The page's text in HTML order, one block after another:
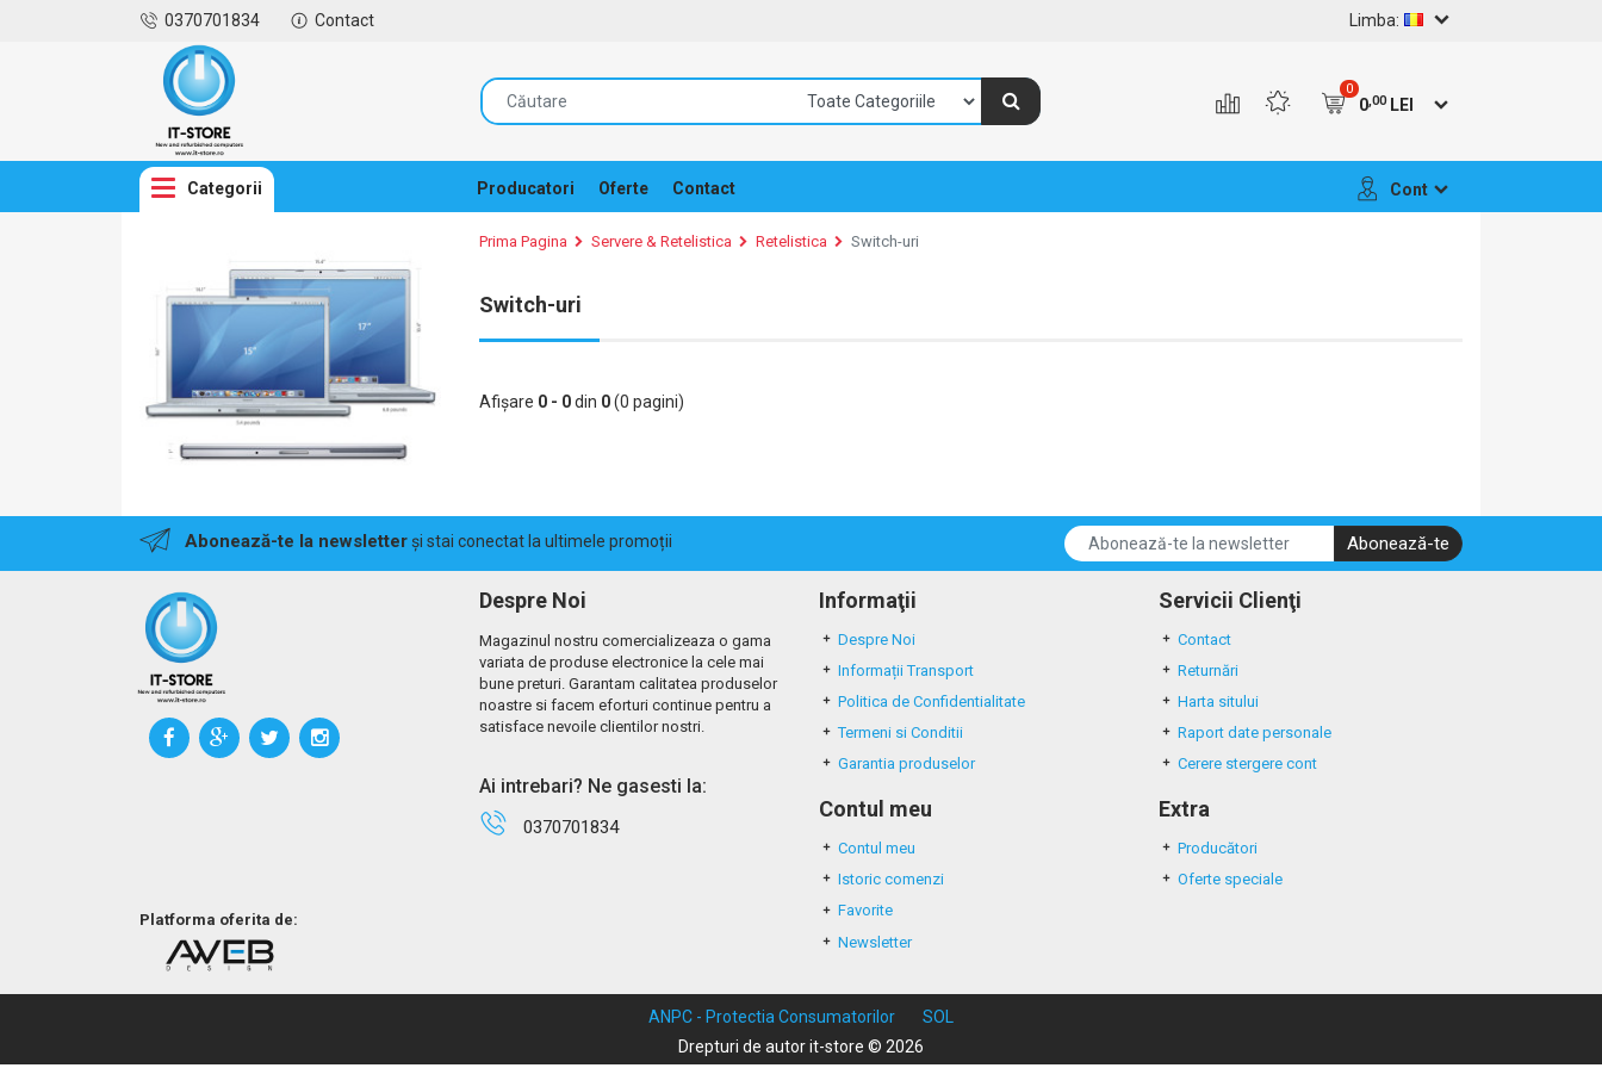
0370701834 Contact Limba:
0
0,00LEI
Categorii Producatori Oferte Contact Cont
Prima Pagina Servere & Retelistica Retelistica Switch-uri
Switch-uri
Afişare 0 - 0din 0(0 pagini)
Abonează-te la newsletterși stai conectat la ultimele promoții Abonează-te
Platforma oferita de:
Despre Noi
Magazinul nostru comercializeaza o gama
variata de produse electronice la cele mai
bune preturi. Garantam calitatea produselor
noastre si facem eforturi continue pentru a
satisface nevoile clientilor nostri.
Ai intrebari? Ne gasesti la:
0370701834
Informaţii
Despre Noi
Informații Transport
Politica de Confidentialitate
Termeni si Conditii
Garantia produselor
Servicii Clienţi
Contact
Returnări
Harta sitului
Raport date personale
Cerere stergere cont
Contul meu
Contul meu
Istoric comenzi
Favorite
Newsletter
Extra
Producători
Oferte speciale
ANPC - Protectia Consumatorilor
SOL
Drepturi de autor it-store © 2026